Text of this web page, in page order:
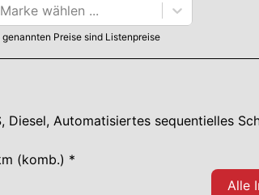
wählen ...
genannten Preise sind Listenpreise
, Diesel, Automatisiertes sequentielles
(komb.) *
Alle